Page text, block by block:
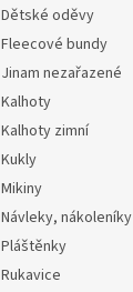
Dětské oděvy
Fleecové bundy
Jinam nezařazené
Kalhoty
Kalhoty zimní
Kukly
Mikiny
Návleky, nákoleníky
Pláštěnky
Rukavice